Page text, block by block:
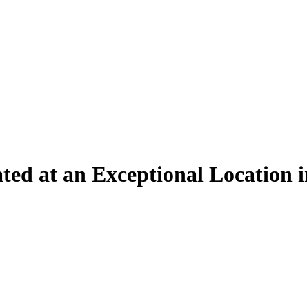
at an Exceptional Location